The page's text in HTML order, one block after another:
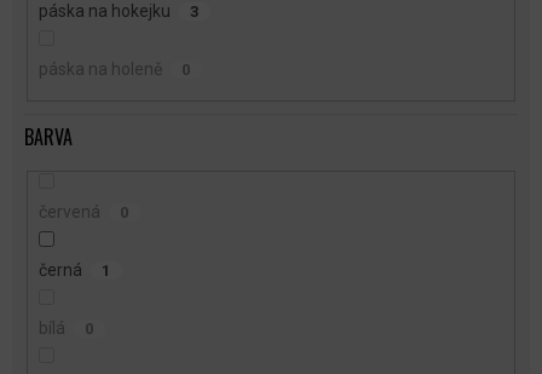
páska na hokejku 3
páska na holeně 0
BARVA
červená 0
černá 1
bílá 0